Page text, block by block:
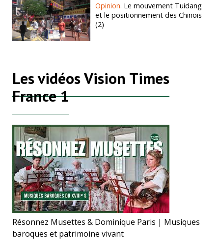
Opinion. Le mouvement Tuidang
et le positionnement des Chinois
(2)
Les vidéos Vision Times
France 1
Résonnez Musettes & Dominique Paris | Musiques
baroques et patrimoine vivant